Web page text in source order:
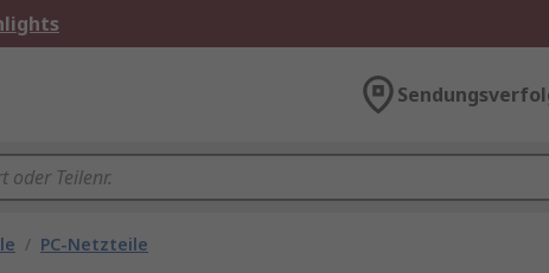
/ PC-Netzteile